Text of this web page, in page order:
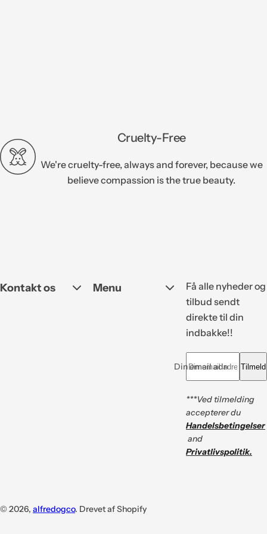
Cruelty-Free
We're cruelty-free, always and forever, because we
believe compassion is the true beauty.
Kontakt os Menu
Få alle nyheder og
tilbud sendt
direkte til din
indbakke!!
Din email adresse *Tilmeld
***Ved tilmelding
accepterer du
Handelsbetingelser
and
Privatlivspolitik.
© 2026, alfredogco. Drevet af Shopify